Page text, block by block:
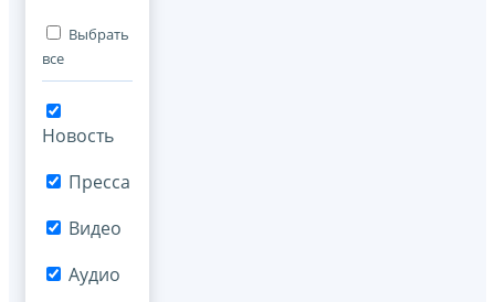
Выбрать
все
Новость
Пресса
Видео
Аудио